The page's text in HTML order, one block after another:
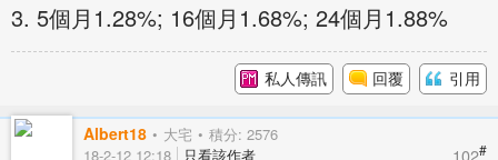
3. 5個月1.28%; 16個月1.68%; 24個月1.88%
私人傳訊 回覆 引用
Albert18 大宅 積分: 2576
102#
18-2-12 12:18 只看該作者